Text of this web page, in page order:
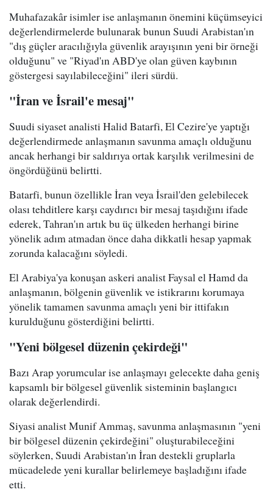
Muhafazakâr isimler ise anlaşmanın önemini küçümseyici
değerlendirmelerde bulunarak bunun Suudi Arabistan'ın
"dış güçler aracılığıyla güvenlik arayışının yeni bir örneği
olduğunu" ve "Riyad'ın ABD'ye olan güven kaybının
göstergesi sayılabileceğini" ileri sürdü.
"İran ve İsrail'e mesaj"
Suudi siyaset analisti Halid Batarfi, El Cezire'ye yaptığı
değerlendirmede anlaşmanın savunma amaçlı olduğunu
ancak herhangi bir saldırıya ortak karşılık verilmesini de
öngördüğünü belirtti.
Batarfi, bunun özellikle İran veya İsrail'den gelebilecek
olası tehditlere karşı caydırıcı bir mesaj taşıdığını ifade
ederek, Tahran'ın artık bu üç ülkeden herhangi birine
yönelik adım atmadan önce daha dikkatli hesap yapmak
zorunda kalacağını söyledi.
El Arabiya'ya konuşan askeri analist Faysal el Hamd da
anlaşmanın, bölgenin güvenlik ve istikrarını korumaya
yönelik tamamen savunma amaçlı yeni bir ittifakın
kurulduğunu gösterdiğini belirtti.
"Yeni bölgesel düzenin çekirdeği"
Bazı Arap yorumcular ise anlaşmayı gelecekte daha geniş
kapsamlı bir bölgesel güvenlik sisteminin başlangıcı
olarak değerlendirdi.
Siyasi analist Munif Ammaş, savunma anlaşmasının "yeni
bir bölgesel düzenin çekirdeğini" oluşturabileceğini
söylerken, Suudi Arabistan'ın İran destekli gruplarla
mücadelede yeni kurallar belirlemeye başladığını ifade
etti.